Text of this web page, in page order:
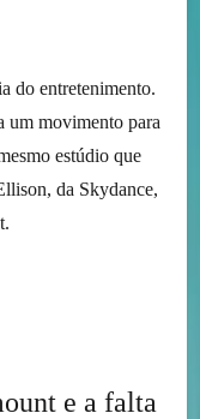
do entretenimento.
um movimento para
estúdio que
da Skydance,
e a falta